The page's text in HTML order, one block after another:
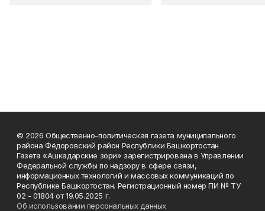
© 2026 Общественно-политическая газета муниципального
района Фёдоровский район Республики Башкортостан
Газета «Ашкадарские зори» зарегистрирована в Управлении
Федеральной службы по надзору в сфере связи,
информационных технологий и массовых коммуникаций по
Республике Башкортостан. Регистрационный номер ПИ № ТУ
02 - 01804 от 19.05.2025 г.
Об использовании персональных данных